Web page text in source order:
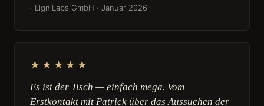
· LigniLabs GmbH · Januar 2026
★★★★★
Es ist der Tisch — einfach mega. Vom
Erstkontakt mit Patrick über das Aussuchen der